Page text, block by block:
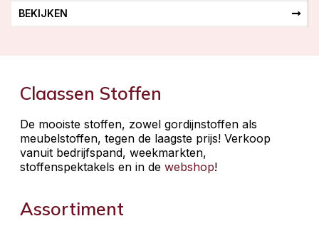
BEKIJKEN
Claassen Stoffen
De mooiste stoffen, zowel gordijnstoffen als
meubelstoffen, tegen de laagste prijs! Verkoop
vanuit bedrijfspand, weekmarkten,
stoffenspektakels en in de webshop!
Assortiment